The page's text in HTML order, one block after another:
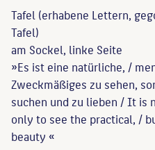
Tafel (erhabene Lettern,
Tafel)
am Sockel, linke Seite
»Es ist eine natürliche, /
Zweckmäßiges zu sehen,
suchen und zu lieben / It is
only to see the practical, /
beauty «